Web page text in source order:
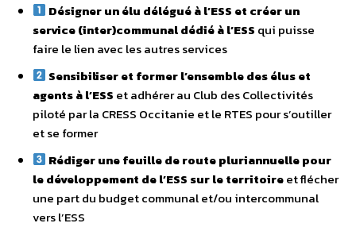
Désigner un élu délégué à l’ESS et créer un
service (inter)communal dédié à l’ESS qui puisse
faire le lien avec les autres services
Sensibiliser et former l’ensemble des élus et
agents à l’ESS et adhérer au Club des Collectivités
piloté par la CRESS Occitanie et le RTES pour s’outiller
et se former
Rédiger une feuille de route pluriannuelle pour
le développement de l’ESS sur le territoireet flécher
une part du budget communal et/ou intercommunal
vers l’ESS